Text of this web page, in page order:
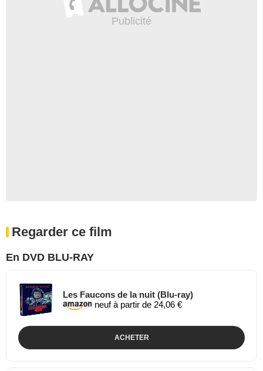
Regarder ce film
En DVD BLU-RAY
Les Faucons de la nuit (Blu-ray)
neuf à partir de 24,06 €
ACHETER